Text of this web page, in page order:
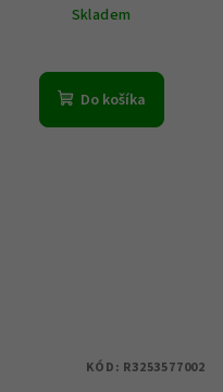
Skladem
Do košíka
KÓD: R3253577002